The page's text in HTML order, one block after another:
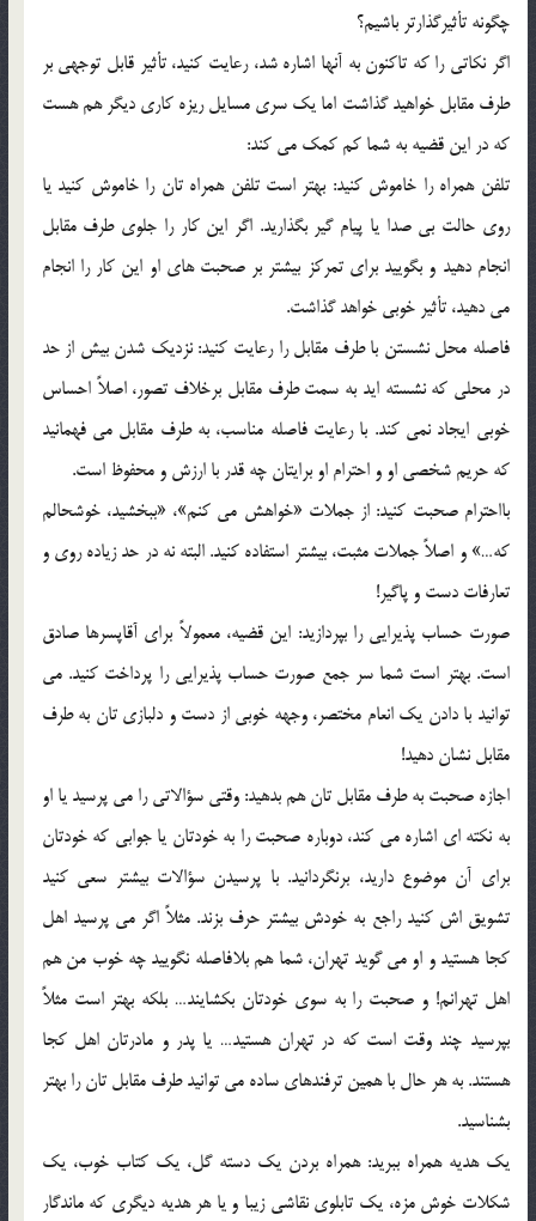
چگونه تأثيرگذارتر باشيم؟
اگر نکاتي را که تاکنون به آنها اشاره شد، رعايت کنيد، تأثير قابل توجهي بر
طرف مقابل خواهيد گذاشت اما يک سري مسايل ريزه کاري ديگر هم هست
که در اين قضيه به شما کم کمک مي کند:
تلفن همراه را خاموش کنيد: بهتر است تلفن همراه تان را خاموش کنيد يا
روي حالت بي صدا يا پيام گير بگذاريد. اگر اين کار را جلوي طرف مقابل
انجام دهيد و بگوييد براي تمرکز بيشتر بر صحبت هاي او اين کار را انجام
مي دهيد، تأثير خوبي خواهد گذاشت.
فاصله محل نشستن با طرف مقابل را رعايت کنيد: نزديک شدن بيش از حد
در محلي که نشسته ايد به سمت طرف مقابل برخلاف تصور، اصلاً احساس
خوبي ايجاد نمي کند. با رعايت فاصله مناسب، به طرف مقابل مي فهمانيد
که حريم شخصي او و احترام او برايتان چه قدر با ارزش و محفوظ است.
بااحترام صحبت کنيد: از جملات «خواهش مي کنم»، «ببخشيد، خوشحالم
که…» و اصلاً جملات مثبت، بيشتر استفاده کنيد. البته نه در حد زياده روي و
تعارفات دست و پاگير!
صورت حساب پذيرايي را بپردازيد: اين قضيه، معمولاً براي آقاپسرها صادق
است. بهتر است شما سر جمع صورت حساب پذيرايي را پرداخت کنيد. مي
توانيد با دادن يک انعام مختصر، وجهه خوبي از دست و دلبازي تان به طرف
مقابل نشان دهيد!
اجازه صحبت به طرف مقابل تان هم بدهيد: وقتي سؤالاتي را مي پرسيد يا او
به نکته اي اشاره مي کند، دوباره صحبت را به خودتان يا جوابي که خودتان
براي آن موضوع داريد، برنگردانيد. با پرسيدن سؤالات بيشتر سعي کنيد
تشويق اش کنيد راجع به خودش بيشتر حرف بزند. مثلاً اگر مي پرسيد اهل
کجا هستيد و او مي گويد تهران، شما هم بلافاصله نگوييد چه خوب من هم
اهل تهرانم! و صحبت را به سوي خودتان بکشايند… بلکه بهتر است مثلاً
بپرسيد چند وقت است که در تهران هستيد… يا پدر و مادرتان اهل کجا
هستند. به هر حال با همين ترفندهاي ساده مي توانيد طرف مقابل تان را بهتر
بشناسيد.
يک هديه همراه ببريد: همراه بردن يک دسته گل، يک کتاب خوب، يک
شکلات خوش مزه، يک تابلوي نقاشي زيبا و يا هر هديه ديگري که ماندگار